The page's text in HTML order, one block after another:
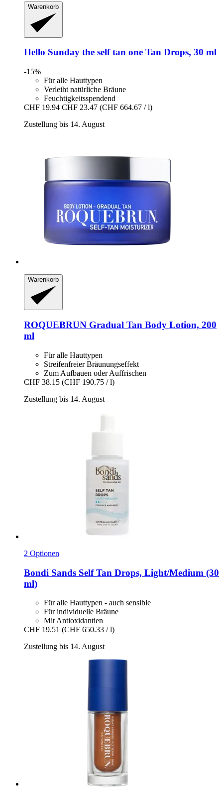
Warenkorb
Hello Sunday the self tan one Tan Drops, 30 ml
-15%
Für alle Hauttypen
Verleiht natürliche Bräune
Feuchtigkeitsspendend
CHF 19.94 CHF 23.47 (CHF 664.67 / l)
Zustellung bis 14. August
Warenkorb
ROQUEBRUN Gradual Tan Body Lotion, 200
ml
Für alle Hauttypen
Streifenfreier Bräunungseffekt
Zum Aufbauen oder Auffrischen
CHF 38.15 (CHF 190.75 / l)
Zustellung bis 14. August
2 Optionen
Bondi Sands Self Tan Drops, Light/Medium (30
ml)
Für alle Hauttypen - auch sensible
Für individuelle Bräune
Mit Antioxidantien
CHF 19.51 (CHF 650.33 / l)
Zustellung bis 14. August